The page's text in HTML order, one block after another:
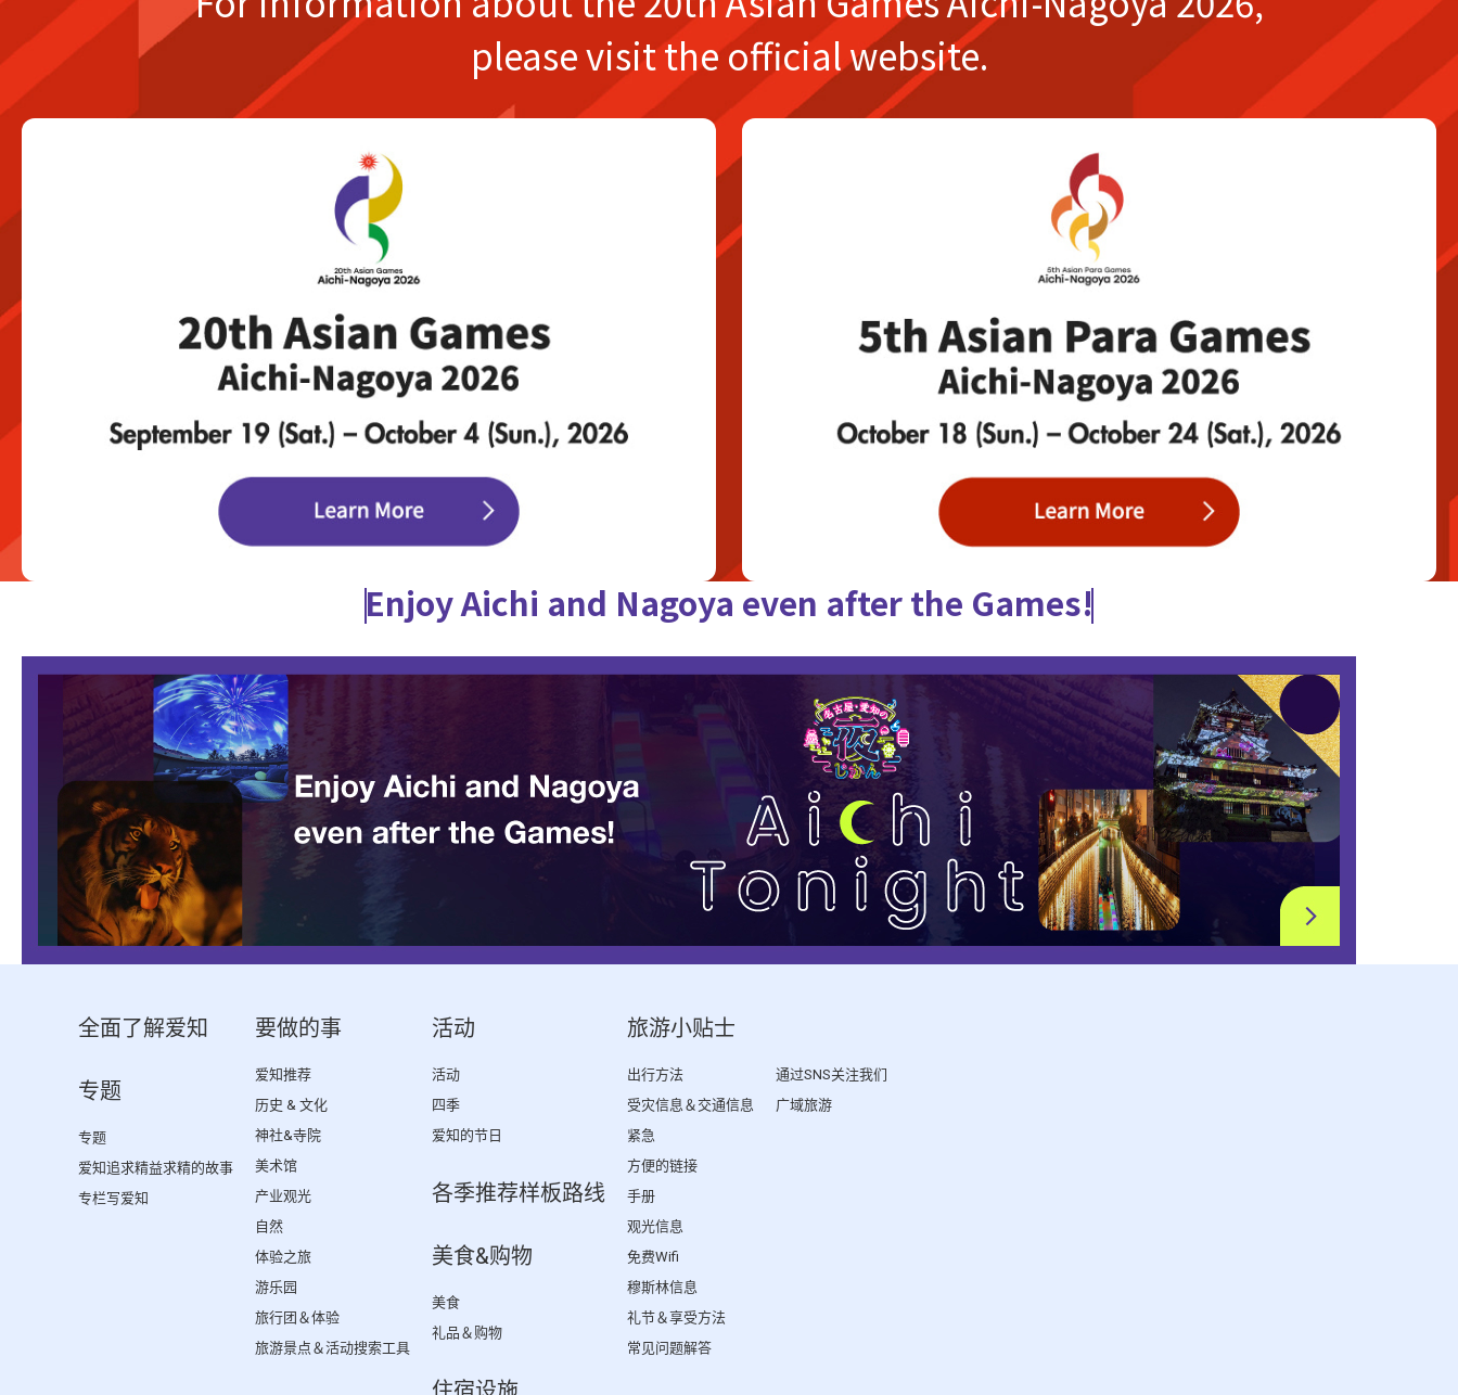
pleasevisit the official website.
Enjoy Aichi and Nagoya even after the Games!
全面了解爱知
专题
专题
爱知追求精益求精的故事
专栏写爱知
要做的事
爱知推荐
历史 & 文化
神社&寺院
美术馆
产业观光
自然
体验之旅
游乐园
旅行团＆体验
旅游景点＆活动搜索工具
活动
活动
四季
爱知的节日
各季推荐样板路线
美食&购物
美食
礼品＆购物
旅游小贴士
出行方法
受灾信息＆交通信息
紧急
方便的链接
手册
观光信息
免费Wifi
穆斯林信息
礼节＆享受方法
常见问题解答
通过SNS关注我们
广域旅游